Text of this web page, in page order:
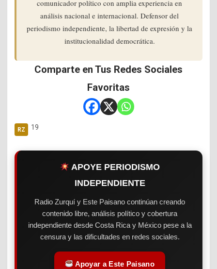
comunicador político con amplia experiencia en
análisis nacional e internacional. Defensor del
periodismo independiente, la libertad de expresión y la
institucionalidad democrática.
Comparte en Tus Redes Sociales
Favoritas
19
APOYE PERIODISMO
INDEPENDIENTE
Radio Zurquí y Este Paisano continúan creando
contenido libre, análisis político y cobertura
independiente desde Costa Rica y México pese a la
censura y las dificultades en redes sociales.
Apoyar a Este Paisano